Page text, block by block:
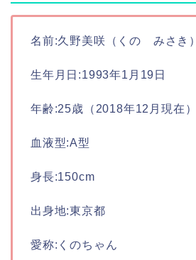
名前:久野美咲（くの みさき）
生年月日:1993年1月19日
年齢:25歳（2018年12月現在）
血液型:A型
身長:150cm
出身地:東京都
愛称:くのちゃん